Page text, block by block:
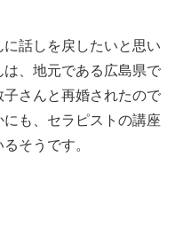
話しを戻したいと思い
、地元である広島県で
さんと再婚されたので
も、セラピストの講座
そうです。